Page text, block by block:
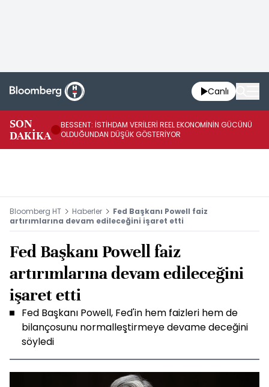
Canlı
SON
DAKİKA
BESSENT: İSTİHDAM VERİLERİ REEL EKONOMİNİN GÜCÜNÜ
OLDUĞUNDAN DÜŞÜK GÖSTERİYOR
Bloomberg HT Haberler
Fed Başkanı Powell faiz
artırımlarına devam edileceğini işaret etti
Fed Başkanı Powell faiz
artırımlarına devam edileceğini
işaret etti
Fed Başkanı Powell, Fed'in hem faizleri hem de
bilançosunu normalleştirmeye devame deceğini
söyledi